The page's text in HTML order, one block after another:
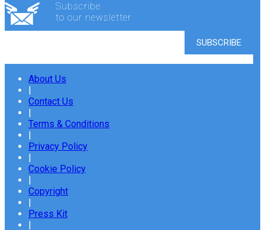
Subscribe
to our newsletter
About Us
Contact Us
Terms & Conditions
Privacy Policy
Cookie Policy
Copyright
Press Kit